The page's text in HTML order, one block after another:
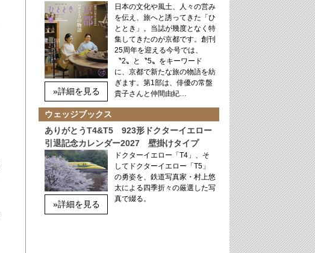
»詳細を見る
日本の文化や風土、人々の営み
を伝え、旅へと誘ってきた「ひ
ととき」。当誌が幾度となく特
集してきたのが京都です。創刊
25周年を迎える今号では、
〝2〟と〝5〟をキーワード
に、京都で新たな旅の物語を紡
ぎます。第1部は、俳優の常盤
貴子さんと仲間由紀…
ウェッジブックス
ありがとうT4&T5 923形ドクターイエロー
引退記念カレンダー2027 壁掛けタイプ
»詳細を見る
ドクターイエロー「T4」、そ
してドクターイエロー「T5」
の勇姿を、鉄道写真家・村上悠
太による四季折々の厳選した写
真で綴る。